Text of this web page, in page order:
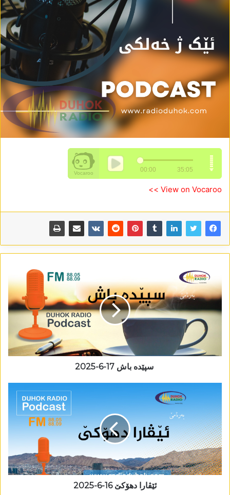
View on Vocaroo >>
سپێدە باش 17-6-2025
ئێڤارا دھۆکێ 16-6-2025